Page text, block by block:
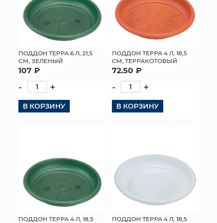
ПОДДОН ТЕРРА 6 Л, 21,5
СМ, ЗЕЛЕНЫЙ
107 ₽
- +
В КОРЗИНУ
ПОДДОН ТЕРРА 4 Л, 18,5
СМ, ТЕРРАКОТОВЫЙ
72.50 ₽
- +
В КОРЗИНУ
ПОДДОН ТЕРРА 4 Л, 18,5
ПОДДОН ТЕРРА 4 Л, 18,5